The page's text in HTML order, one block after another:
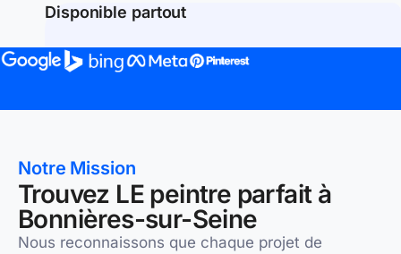
Disponible partout
Notre Mission
Trouvez LE peintre parfait à
Bonnières-sur-Seine
Nous reconnaissons que chaque projet de